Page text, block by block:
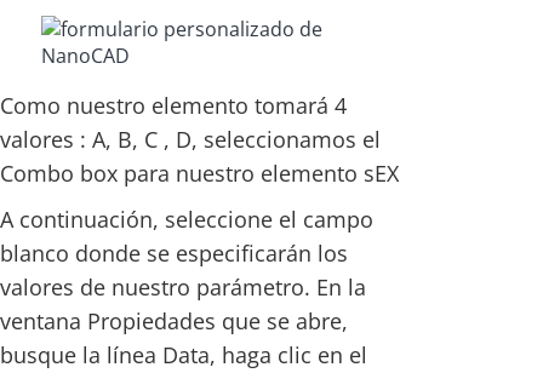
Como nuestro elemento tomará 4
valores : A, B, C , D, seleccionamos el
Combo box para nuestro elemento sEX
A continuación, seleccione el campo
blanco donde se especificarán los
valores de nuestro parámetro. En la
ventana Propiedades que se abre,
busque la línea Data, haga clic en el